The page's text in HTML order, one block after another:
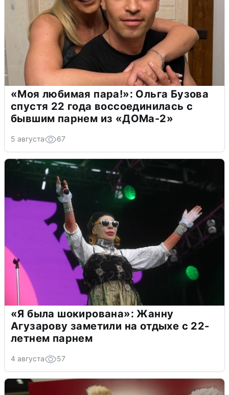
«Моя любимая пара!»: Ольга Бузова
спустя 22 года воссоединилась с
бывшим парнем из «ДОМа-2»
5 августа 67
«Я была шокирована»: Жанну
Агузарову заметили на отдыхе с 22-
летнем парнем
4 августа 57